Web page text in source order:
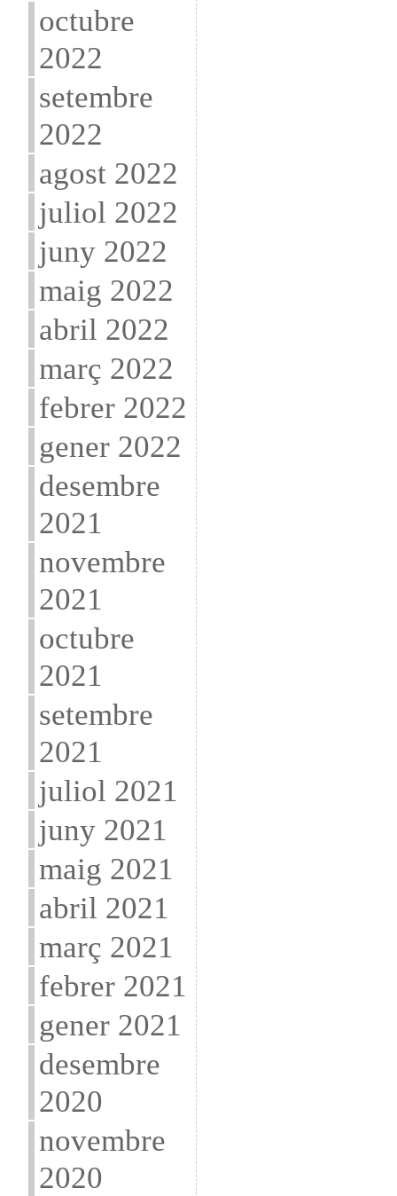
octubre
2022
setembre
2022
agost 2022
juliol 2022
juny 2022
maig 2022
abril 2022
març 2022
febrer 2022
gener 2022
desembre
2021
novembre
2021
octubre
2021
setembre
2021
juliol 2021
juny 2021
maig 2021
abril 2021
març 2021
febrer 2021
gener 2021
desembre
2020
novembre
2020